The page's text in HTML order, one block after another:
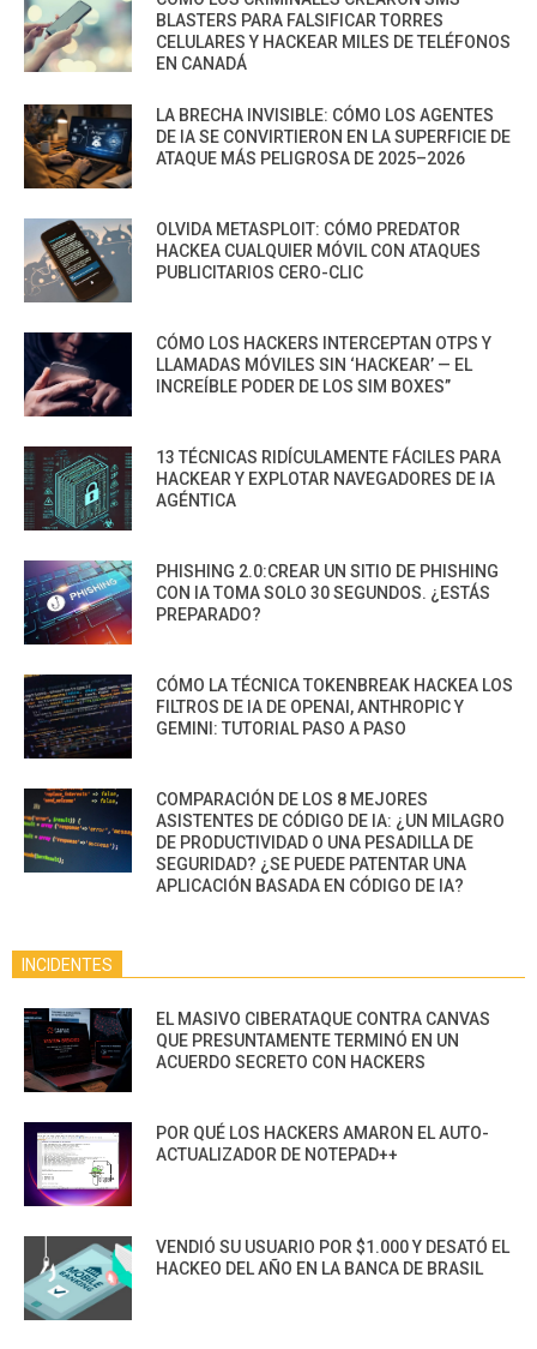
BLASTERS PARA FALSIFICAR TORRES
CELULARES Y HACKEAR MILES DE TELÉFONOS
EN CANADÁ
LA BRECHA INVISIBLE: CÓMO LOS AGENTES
DE IA SE CONVIRTIERON EN LA SUPERFICIE DE
ATAQUE MÁS PELIGROSA DE 2025–2026
OLVIDA METASPLOIT: CÓMO PREDATOR
HACKEA CUALQUIER MÓVIL CON ATAQUES
PUBLICITARIOS CERO-CLIC
CÓMO LOS HACKERS INTERCEPTAN OTPS Y
LLAMADAS MÓVILES SIN ‘HACKEAR’ — EL
INCREÍBLE PODER DE LOS SIM BOXES”
13 TÉCNICAS RIDÍCULAMENTE FÁCILES PARA
HACKEAR Y EXPLOTAR NAVEGADORES DE IA
AGÉNTICA
PHISHING 2.0:CREAR UN SITIO DE PHISHING
CON IA TOMA SOLO 30 SEGUNDOS. ¿ESTÁS
PREPARADO?
CÓMO LA TÉCNICA TOKENBREAK HACKEA LOS
FILTROS DE IA DE OPENAI, ANTHROPIC Y
GEMINI: TUTORIAL PASO A PASO
COMPARACIÓN DE LOS 8 MEJORES
ASISTENTES DE CÓDIGO DE IA: ¿UN MILAGRO
DE PRODUCTIVIDAD O UNA PESADILLA DE
SEGURIDAD? ¿SE PUEDE PATENTAR UNA
APLICACIÓN BASADA EN CÓDIGO DE IA?
INCIDENTES
EL MASIVO CIBERATAQUE CONTRA CANVAS
QUE PRESUNTAMENTE TERMINÓ EN UN
ACUERDO SECRETO CON HACKERS
POR QUÉ LOS HACKERS AMARON EL AUTO-
ACTUALIZADOR DE NOTEPAD++
VENDIÓ SU USUARIO POR $1.000 Y DESATÓ EL
HACKEO DEL AÑO EN LA BANCA DE BRASIL